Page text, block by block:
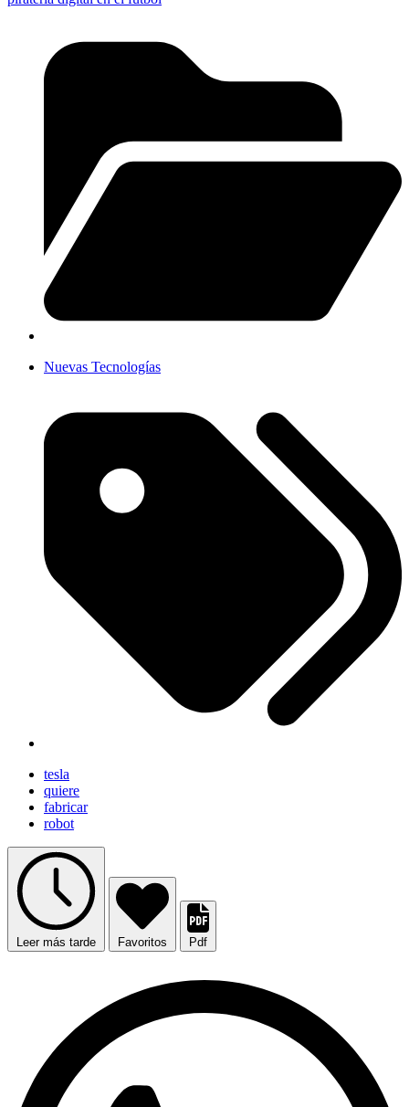
Nuevas Tecnologías
tesla
quiere
fabricar
robot
Leer más tarde Favoritos Pdf